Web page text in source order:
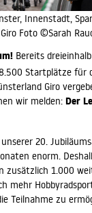
Innenstadt,
Foto ©Sarah
Bereits
Startplätze für
Giro
wir melden: Der
20.
enorm.
zusätzlich 1.000
mehr
Teilnahme zu